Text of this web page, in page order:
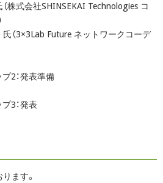
SHINSEKAI Technologies コ
Future ネットワークコーデ
2：発表準備
3：発表
ます。